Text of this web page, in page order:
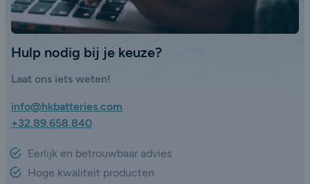
Hulp nodig bij je keuze?
Laat ons iets weten!
info@hkbatteries.com
+32.89.658.840
Eerlijk en betrouwbaar advies
Hoge kwaliteit producten